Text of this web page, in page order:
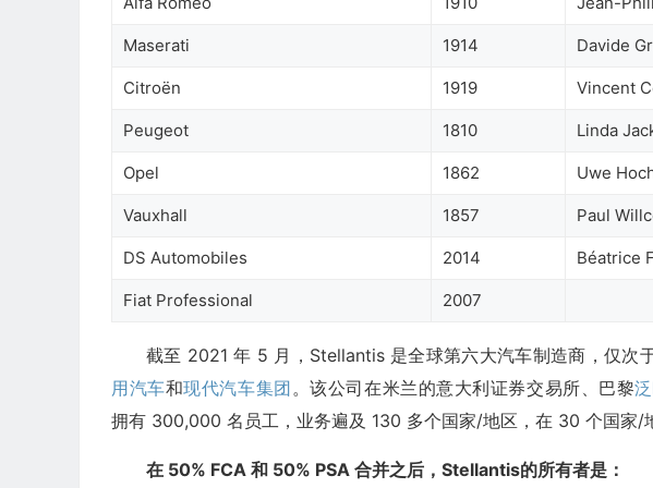
Maserati 1914 Davide
Citroën 1919 Vincent
Peugeot 1810 Linda
Opel 1862 Uwe
Vauxhall 1857 Paul
DS Automobiles 2014 Béatrice
Fiat Professional 2007
截至 2021 年 5 月，Stellantis 是全球第六大汽车制造商，仅次
用汽车和现代汽车集团 。该公司在米兰的意大利证券交易所、巴黎
拥有 300,000 名员工，业务遍及 130 多个国家/地区，在 30 个国家/
在 50% FCA 和 50% PSA 合并之后，Stellantis的所有者是：